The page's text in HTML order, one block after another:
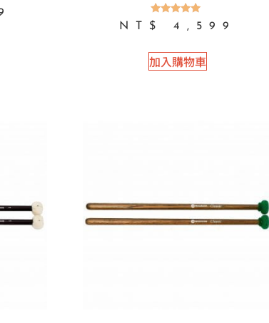
評分
5.00
NT$ 4,599
加入購物車